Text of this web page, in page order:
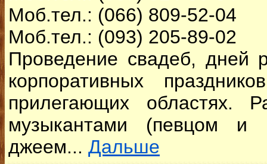
Моб.тел.: (066) 809-52-04
Моб.тел.: (093) 205-89-02
Проведение свадеб, дней
корпоративных
прилегающих областях.
музыкантами (певцом и
джеем... Дальше